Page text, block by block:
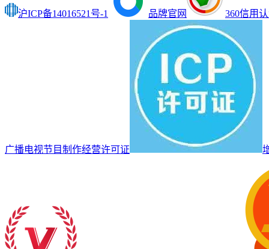
沪ICP备14016521号-1 品牌官网 360信用
广播电视节目制作经营许可证